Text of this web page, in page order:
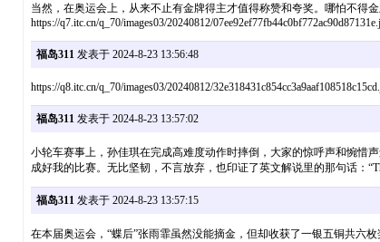
当然，在奥运会上，从来不止有金牌得主才值得称赞和夸奖。哪怕不得
https://q7.itc.cn/q_70/images03/20240812/
福岛311发表于 2024-8-23 13:56:48
https://q8.itc.cn/q_70/images03/20240812/
福岛311发表于 2024-8-23 13:57:02
小轮车赛事上，孙佳琪在完成高难度动作时摔倒，大家的惊呼声和惋惜
成好我的比赛。无比坚韧，不言放弃，也印证了英文解说里的那句话：
福岛311发表于 2024-8-23 13:57:15
在本届奥运会，“蝶后”张雨霏虽然没能摘金，但却收获了一银五铜共六